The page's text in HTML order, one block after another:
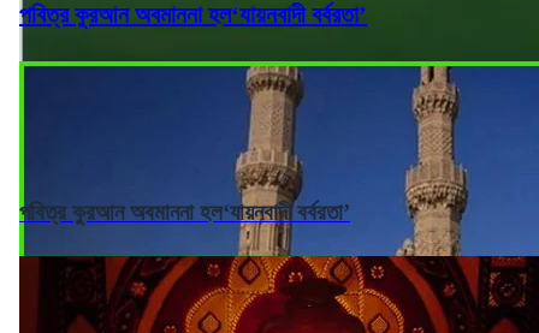
পবিত্র কুরআন অবমাননা হল‘যায়নবাদী বর্বরতা’
পবিত্র কুরআন অবমাননা হল‘যায়নবাদী বর্বরতা’